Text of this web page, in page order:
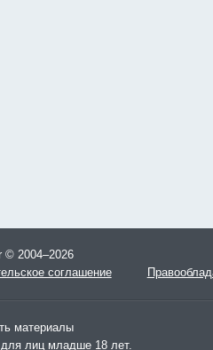
© 2004–2026
соглашение
материалы
лиц младше 18 лет.